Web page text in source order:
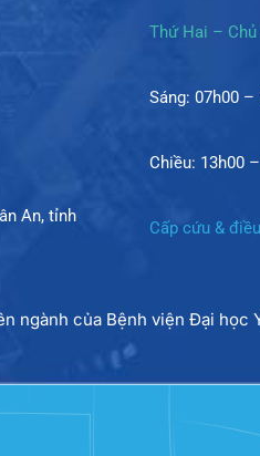
An, tỉnh
Thứ Hai –
Sáng: 07h00 –
Chiều: 13h00
Cấp cứu &
ngành của Bệnh viện Đại học